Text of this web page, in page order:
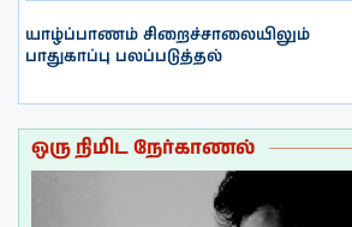
யாழ்ப்பாணம் சிறைச்சாலையிலும்
பாதுகாப்பு பலப்படுத்தல்
ஒரு நிமிட நேர்காணல்